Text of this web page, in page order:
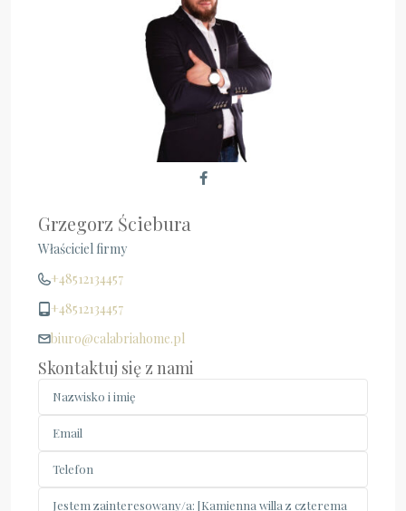
Grzegorz Ściebura
Właściciel firmy
+48512134457
+48512134457
biuro@calabriahome.pl
Skontaktuj się z nami